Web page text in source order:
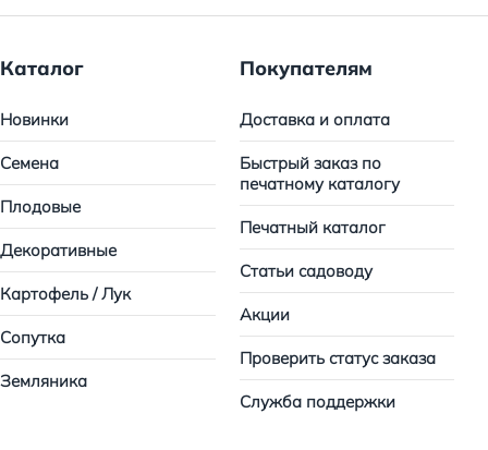
Каталог
Новинки
Семена
Плодовые
Декоративные
Картофель / Лук
Сопутка
Земляника
Покупателям
Доставка и оплата
Быстрый заказ по
печатному каталогу
Печатный каталог
Статьи садоводу
Акции
Проверить статус заказа
Служба поддержки